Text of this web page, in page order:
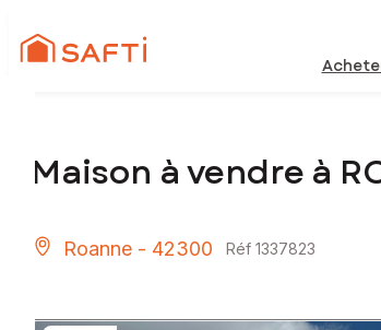
Maison à vendre à
Roanne - 42300 Réf 1337823